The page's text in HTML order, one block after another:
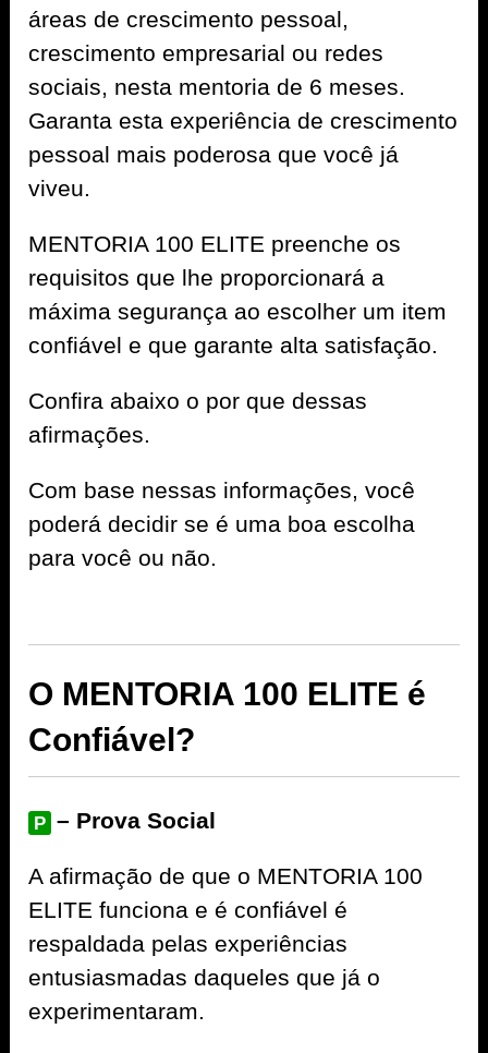
áreas de crescimento pessoal,
crescimento empresarial ou redes
sociais, nesta mentoria de 6 meses.
Garanta esta experiência de crescimento
pessoal mais poderosa que você já
viveu.
MENTORIA 100 ELITE preenche os
requisitos que lhe proporcionará a
máxima segurança ao escolher um item
confiável e que garante alta satisfação.
Confira abaixo o por que dessas
afirmações.
Com base nessas informações, você
poderá decidir se é uma boa escolha
para você ou não.
O MENTORIA 100 ELITE é
Confiável?
P – Prova Social
A afirmação de que o MENTORIA 100
ELITE funciona e é confiável é
respaldada pelas experiências
entusiasmadas daqueles que já o
experimentaram.